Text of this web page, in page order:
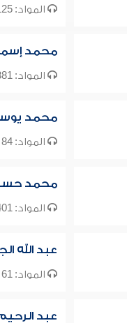
المواد: 125
محمد
المواد: 381
محمد
المواد: 84
محمد حسن
المواد: 401
عبد الله
المواد: 61
عبد